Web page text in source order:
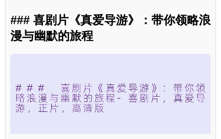
### 喜剧片《真爱导游》：带你领略浪
漫与幽默的旅程